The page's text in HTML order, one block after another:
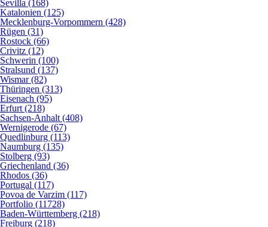
Sevilla (168)
Katalonien (125)
Mecklenburg-Vorpommern (428)
Rügen (31)
Rostock (66)
Crivitz (12)
Schwerin (100)
Stralsund (137)
Wismar (82)
Thüringen (313)
Eisenach (95)
Erfurt (218)
Sachsen-Anhalt (408)
Wernigerode (67)
Quedlinburg (113)
Naumburg (135)
Stolberg (93)
Griechenland (36)
Rhodos (36)
Portugal (117)
Povoa de Varzim (117)
Portfolio (11728)
Baden-Württemberg (218)
Freiburg (218)